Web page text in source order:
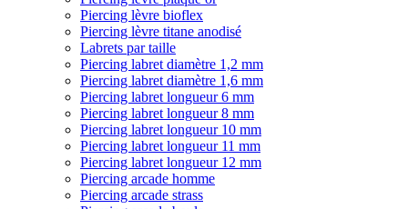
Piercing lèvre bioflex
Piercing lèvre titane anodisé
Labrets par taille
Piercing labret diamètre 1,2 mm
Piercing labret diamètre 1,6 mm
Piercing labret longueur 6 mm
Piercing labret longueur 8 mm
Piercing labret longueur 10 mm
Piercing labret longueur 11 mm
Piercing labret longueur 12 mm
Piercing arcade homme
Piercing arcade strass